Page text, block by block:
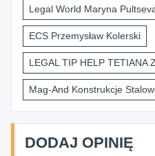
Legal World Maryna
ECS Przemysław Kolerski
LEGAL TIP HELP TETIANA
Mag-And Konstrukcje
DODAJ OPINIĘ